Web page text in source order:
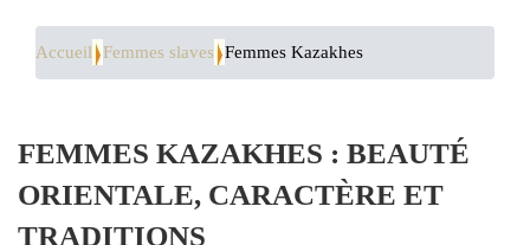
Accueil Femmes slaves Femmes Kazakhes
FEMMES KAZAKHES : BEAUTÉ
ORIENTALE, CARACTÈRE ET
TRADITIONS